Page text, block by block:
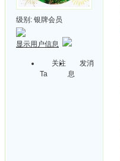
级别: 银牌会员
显示用户信息
关注
Ta
发消
息